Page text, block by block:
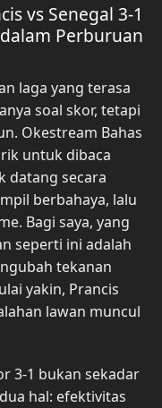
vs Senegal 3-1
Perburuan
laga yang terasa
soal skor, tetapi
Okestream Bahas
untuk dibaca
datang secara
berbahaya, lalu
Bagi saya, yang
seperti ini adalah
tekanan
yakin, Prancis
lawan muncul
3-1 bukan sekadar
hal: efektivitas